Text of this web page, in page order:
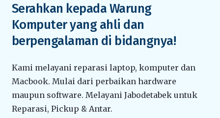
Serahkan kepada Warung
Komputer yang ahli dan
berpengalaman di bidangnya!
Kami melayani reparasi laptop, komputer dan
Macbook. Mulai dari perbaikan hardware
maupun software. Melayani Jabodetabek untuk
Reparasi, Pickup & Antar.